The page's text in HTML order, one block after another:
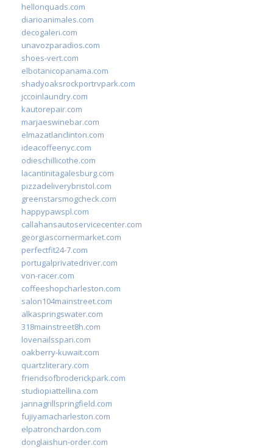
hellonquads.com
diarioanimales.com
decogaleri.com
unavozparadios.com
shoes-vert.com
elbotanicopanama.com
shadyoaksrockportrvpark.com
jccoinlaundry.com
kautorepair.com
marjaeswinebar.com
elmazatlanclinton.com
ideacoffeenyc.com
odieschillicothe.com
lacantinitagalesburg.com
pizzadeliverybristol.com
greenstarsmogcheck.com
happypawspl.com
callahansautoservicecenter.com
georgiascornermarket.com
perfectfit24-7.com
portugalprivatedriver.com
von-racer.com
coffeeshopcharleston.com
salon104mainstreet.com
alkaspringswater.com
318mainstreet8h.com
lovenailsspari.com
oakberry-kuwait.com
quartzliterary.com
friendsofbroderickpark.com
studiopiattellina.com
jannagrillspringfield.com
fujiyamacharleston.com
elpatronchardon.com
donglaishun-order.com